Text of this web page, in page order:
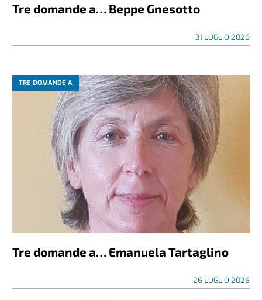
Tre domande a… Beppe Gnesotto
31 LUGLIO 2026
TRE DOMANDE A
Tre domande a… Emanuela Tartaglino
26 LUGLIO 2026